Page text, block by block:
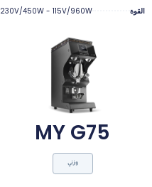
القوة
230V/450W - 115V/960W
MY G75
وزني